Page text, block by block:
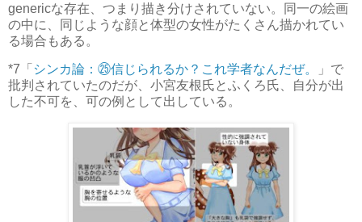
genericな存在、つまり描き分けされていない。同一の絵画
の中に、同じような顔と体型の女性がたくさん描かれてい
る場合もある。
*7 「 シンカ論：㉕信じられるか？これ学者なんだぜ。
」で
批判されていたのだが、小宮友根氏とふくろ氏、自分が出
した不可を、可の例として出している。